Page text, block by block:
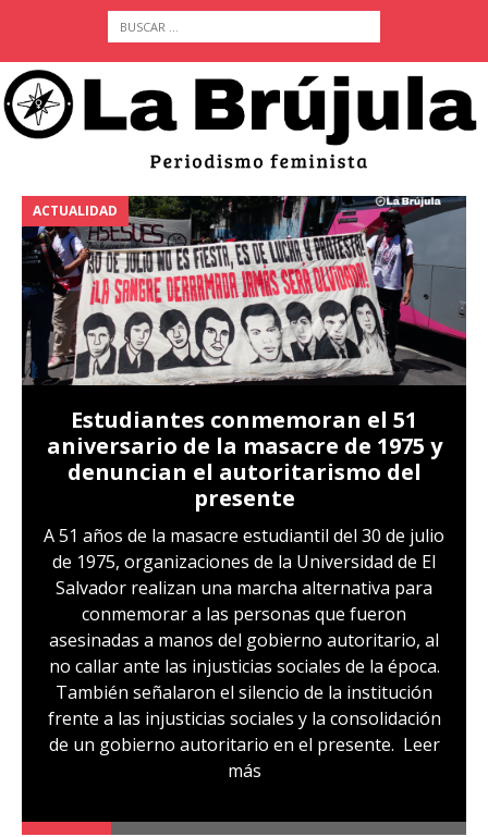
ACTUALIDAD
Estudiantes conmemoran el 51
aniversario de la masacre de 1975 y
denuncian el autoritarismo del
presente
A 51 años de la masacre estudiantil del 30 de julio
de 1975, organizaciones de la Universidad de El
Salvador realizan una marcha alternativa para
conmemorar a las personas que fueron
asesinadas a manos del gobierno autoritario, al
no callar ante las injusticias sociales de la época.
También señalaron el silencio de la institución
frente a las injusticias sociales y la consolidación
de un gobierno autoritario en el presente. Leer
más